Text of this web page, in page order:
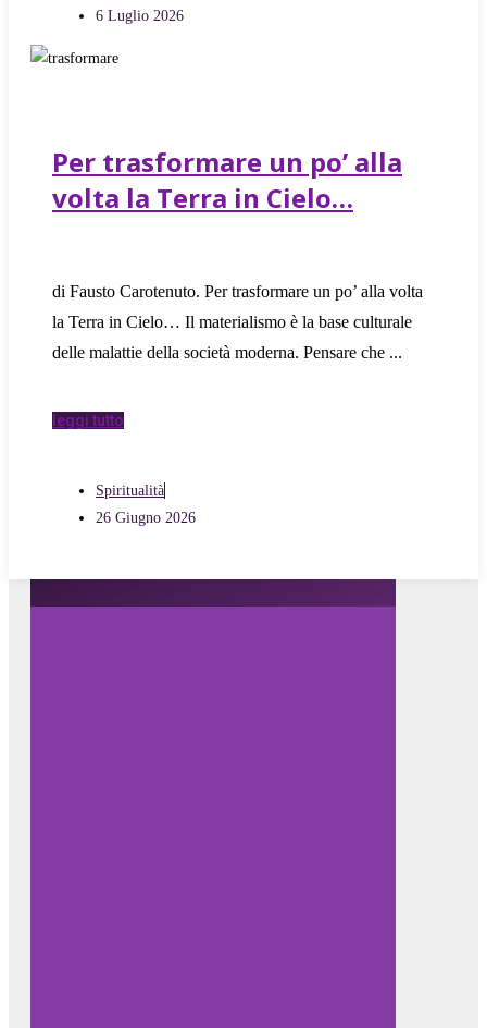
6 Luglio 2026
Per trasformare un po’ alla
volta la Terra in Cielo…
di Fausto Carotenuto. Per trasformare un po’ alla volta
la Terra in Cielo… Il materialismo è la base culturale
delle malattie della società moderna. Pensare che
leggi tutto
Spiritualità
26 Giugno 2026